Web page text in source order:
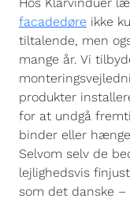
facadedøre ikke
tiltalende, men
mange år. Vi
produkter
for at undgå
binder eller
Selvom selv de
lejlighedsvis
som det danske